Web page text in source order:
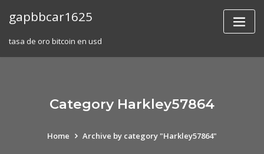
gapbbcar1625
tasa de oro bitcoin en usd
Category Harkley57864
Home Archive by category "Harkley57864"